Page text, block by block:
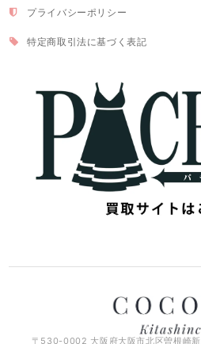
プライバシーポリシー
特定商取引法に基づく表記
〒530-0002 大阪府大阪市北区曽根崎